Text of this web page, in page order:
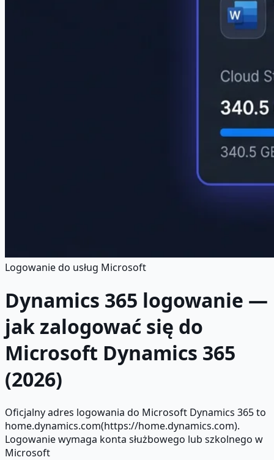
Logowanie do usług Microsoft
Dynamics 365 logowanie —
jak zalogować się do
Microsoft Dynamics 365
(2026)
Oficjalny adres logowania do Microsoft Dynamics 365 to
home.dynamics.com(https://home.dynamics.com).
Logowanie wymaga konta służbowego lub szkolnego w
Microsoft